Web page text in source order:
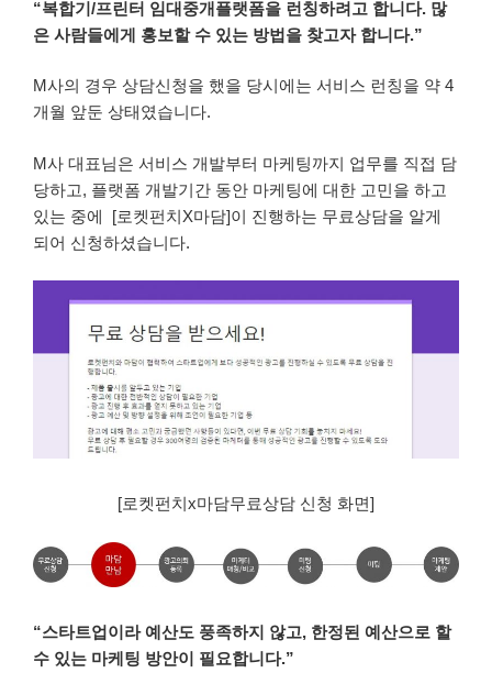
“복합기/프린터 임대중개플랫폼을 런칭하려고 합니다. 많
은 사람들에게 홍보할 수 있는 방법을 찾고자 합니다.”
M사의 경우 상담신청을 했을 당시에는 서비스 런칭을 약 4
개월 앞둔 상태였습니다.
M사 대표님은 서비스 개발부터 마케팅까지 업무를 직접 담
당하고, 플랫폼 개발기간 동안 마케팅에 대한 고민을 하고
있는 중에 [로켓펀치X마담]이 진행하는 무료상담을 알게
되어 신청하셨습니다.
[로켓펀치x마담무료상담 신청 화면]
“스타트업이라 예산도 풍족하지 않고, 한정된 예산으로 할
수 있는 마케팅 방안이 필요합니다.”